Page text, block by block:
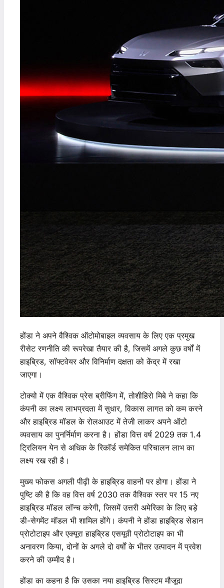
होंडा ने अपने वैश्विक ऑटोमोबाइल व्यवसाय के लिए एक प्रमुख
रीसेट रणनीति की रूपरेखा तैयार की है, जिसमें अगले कुछ वर्षों में
हाइब्रिड, सॉफ्टवेयर और विनिर्माण दक्षता को केंद्र में रखा
जाएगा।
टोक्यो में एक वैश्विक प्रेस ब्रीफिंग में, तोशीहिरो मिबे ने कहा कि
कंपनी का लक्ष्य लाभप्रदता में सुधार, विकास लागत को कम करने
और हाइब्रिड मॉडल के रोलआउट में तेजी लाकर अपने ऑटो
व्यवसाय का पुनर्निर्माण करना है। होंडा वित्त वर्ष 2029 तक 1.4
ट्रिलियन येन से अधिक के रिकॉर्ड समेकित परिचालन लाभ का
लक्ष्य रख रही है।
मुख्य फोकस अगली पीढ़ी के हाइब्रिड वाहनों पर होगा। होंडा ने
पुष्टि की है कि वह वित्त वर्ष 2030 तक वैश्विक स्तर पर 15 नए
हाइब्रिड मॉडल लॉन्च करेगी, जिसमें उत्तरी अमेरिका के लिए बड़े
डी-सेगमेंट मॉडल भी शामिल होंगे। कंपनी ने होंडा हाइब्रिड सेडान
प्रोटोटाइप और एक्यूरा हाइब्रिड एसयूवी प्रोटोटाइप का भी
अनावरण किया, दोनों के अगले दो वर्षों के भीतर उत्पादन में प्रवेश
करने की उम्मीद है।
होंडा का कहना है कि उसका नया हाइब्रिड सिस्टम मौजूदा